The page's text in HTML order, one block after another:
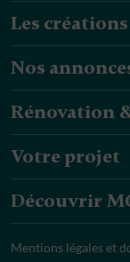
Les
Nos
Rénovation
Votre projet
Découvrir
Mentions légales et